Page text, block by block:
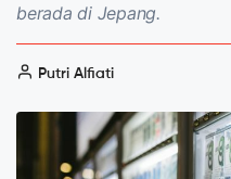
berada di Jepang.
Putri Alfiati